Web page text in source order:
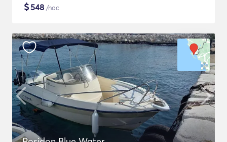
$548 /noc